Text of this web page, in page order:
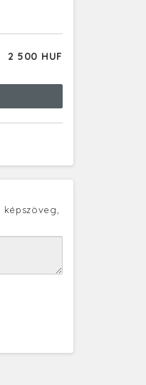
2 500 HUF